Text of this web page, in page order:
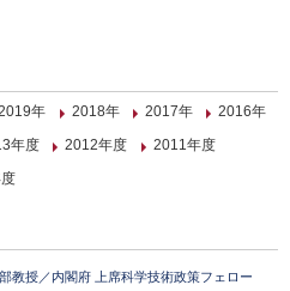
年 2018年 2017年
2016年
年度 2012年度
2011年度
教授／内閣府 上席科学技術政策フェロー